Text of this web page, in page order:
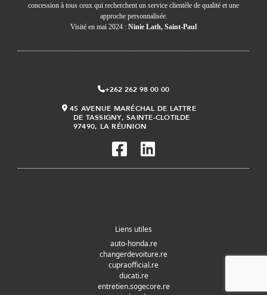
concession à tous ceux qui recherchent un service clientèle de qualité et une
approche personnalisée.
Visité en mai 2024 : Ninie Lath, Saint-Paul
+262 262 98 00 00
45 AVENUE MARÉCHAL DE LATTRE
DE TASSIGNY, SAINTE-CLOTILDE
97490, LA RÉUNION
Liens utiles
auto-honda.re
changerdevoiture.re
cupraofficial.re
ducati.re
entretien.sogecore.re